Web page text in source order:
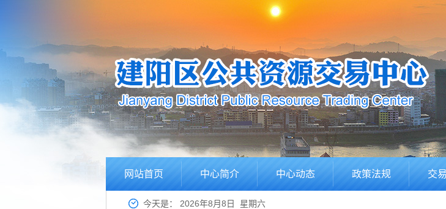
网站首页 中心简介 中心动态 政策法规 交
今天是： 2026年8月8日 星期六